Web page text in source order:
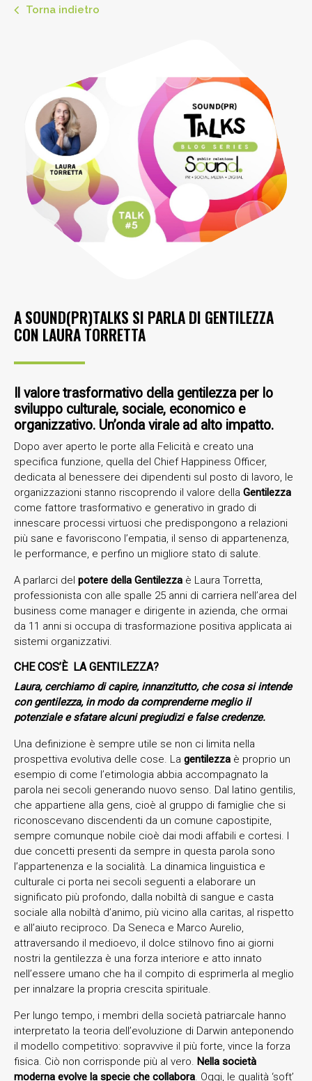
Torna indietro
A SOUND(PR)TALKS SI PARLA DI GENTILEZZA
CON LAURA TORRETTA
Il valore trasformativo della gentilezza per lo
sviluppo culturale, sociale, economico e
organizzativo. Un’onda virale ad alto impatto.
Dopo aver aperto le porte alla Felicità e creato una
specifica funzione, quella del Chief Happiness Officer,
dedicata al benessere dei dipendenti sul posto di lavoro, le
organizzazioni stanno riscoprendo il valore della Gentilezza
come fattore trasformativo e generativo in grado di
innescare processi virtuosi che predispongono a relazioni
più sane e favoriscono l’empatia, il senso di appartenenza,
le performance, e perfino un migliore stato di salute.
A parlarci del potere della Gentilezza è Laura Torretta,
professionista con alle spalle 25 anni di carriera nell’area del
business come manager e dirigente in azienda, che ormai
da 11 anni si occupa di trasformazione positiva applicata ai
sistemi organizzativi.
CHE COS’È LA GENTILEZZA?
Laura, cerchiamo di capire, innanzitutto, che cosa si intende
con gentilezza, in modo da comprenderne meglio il
potenziale e sfatare alcuni pregiudizi e false credenze.
Una definizione è sempre utile se non ci limita nella
prospettiva evolutiva delle cose. La gentilezza è proprio un
esempio di come l’etimologia abbia accompagnato la
parola nei secoli generando nuovo senso. Dal latino gentilis,
che appartiene alla gens, cioè al gruppo di famiglie che si
riconoscevano discendenti da un comune capostipite,
sempre comunque nobile cioè dai modi affabili e cortesi. I
due concetti presenti da sempre in questa parola sono
l’appartenenza e la socialità. La dinamica linguistica e
culturale ci porta nei secoli seguenti a elaborare un
significato più profondo, dalla nobiltà di sangue e casta
sociale alla nobiltà d’animo, più vicino alla caritas, al rispetto
e all’aiuto reciproco. Da Seneca e Marco Aurelio,
attraversando il medioevo, il dolce stilnovo fino ai giorni
nostri la gentilezza è una forza interiore e atto innato
nell’essere umano che ha il compito di esprimerla al meglio
per innalzare la propria crescita spirituale.
Per lungo tempo, i membri della società patriarcale hanno
interpretato la teoria dell’evoluzione di Darwin anteponendo
il modello competitivo: sopravvive il più forte, vince la forza
fisica. Ciò non corrisponde più al vero. Nella società
moderna evolve la specie che collabora. Oggi, le qualità ‘soft’